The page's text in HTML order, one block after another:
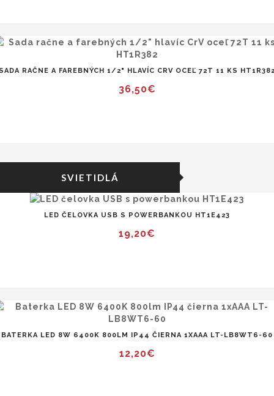
RAČNE A FAREBNÝCH 1/2" HLAVÍC CRV OCEĽ 72T 11 KS
36,50€
SVIETIDLÁ
LED ČELOVKA USB S POWERBANKOU HT1E423
19,20€
BATERKA LED 8W 6400K 800LM IP44 ČIERNA 1XAAA LT-LB8WT6-60
12,20€